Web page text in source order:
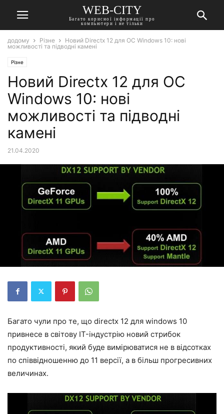
WEB-CITY
Багато корисної інформації про
компьютери і не тільки
додому Різне
Новий Directx 12 для ОС Windows 10: нові
можливості та підводні камені
Різне
Новий Directx 12 для ОС
Windows 10: нові
можливості та підводні
камені
21.04.2020
Багато чули про те, що directx 12 для windows 10
привнесе в світову IT-індустрію новий стрибок
продуктивності, який буде вимірюватися не в відсотках
по співвідношенню до 11 версії, а в більш прогресивних
величинах.